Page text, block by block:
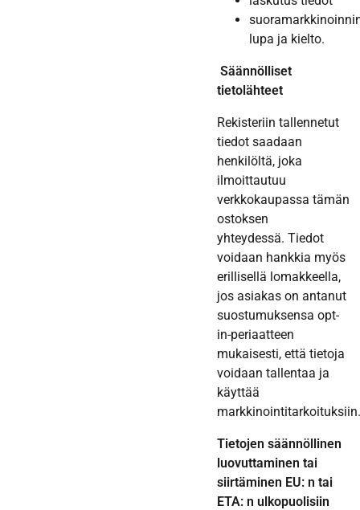
lupa ja kielto.
Säännölliset
tietolähteet
Rekisteriin tallennetut
tiedot saadaan
henkilöltä, joka
ilmoittautuu
verkkokaupassa tämän
ostoksen
yhteydessä. Tiedot
voidaan hankkia myös
erillisellä lomakkeella,
jos asiakas on antanut
suostumuksensa opt-
in-periaatteen
mukaisesti, että tietoja
voidaan tallentaa ja
käyttää
Tietojen säännöllinen
luovuttaminen tai
siirtäminen EU: n tai
ETA: n ulkopuolisiin